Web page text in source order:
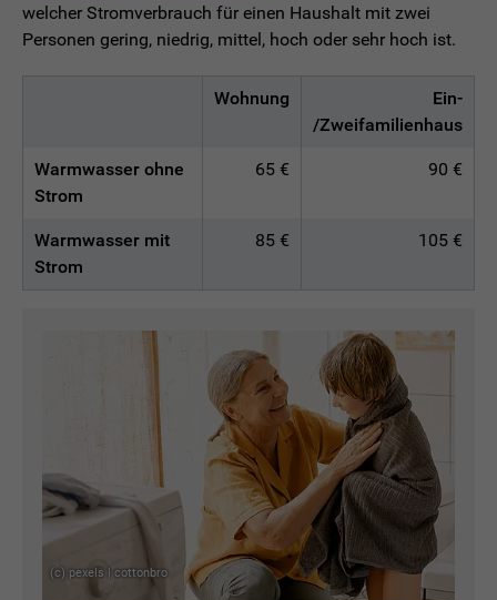
welcher Stromverbrauch für einen Haushalt mit zwei
Personen gering, niedrig, mittel, hoch oder sehr hoch ist.
Wohnung
Ein-
/Zweifamilienhaus
Warmwasser ohne
Strom
65 € 90 €
Warmwasser mit
Strom
85 € 105 €
(c) pexels | cottonbro